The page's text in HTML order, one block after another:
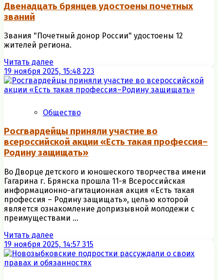
Двенадцать брянцев удостоены почетных
званий
Звания "Почетный донор России" удостоены 12
жителей региона.
Читать далее
19 ноября 2025, 15:48 223
Общество
Рoсгвардейцы приняли участие во
всероссийской акции «Есть такая профессия–
Родину защищать»
Во Дворце детского и юношеского творчества имени
Гагарина г. Брянска прошла 11-я Всероссийская
информационно-агитационная акция «Есть такая
профессия – Родину защищать», целью которой
является ознакомление допризывной молодежи с
преимуществами ...
Читать далее
19 ноября 2025, 14:57 315